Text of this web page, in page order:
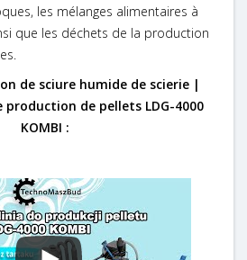
les mélanges alimentaires à
que les déchets de la production
de sciure humide de scierie |
production de pellets LDG-4000
KOMBI :